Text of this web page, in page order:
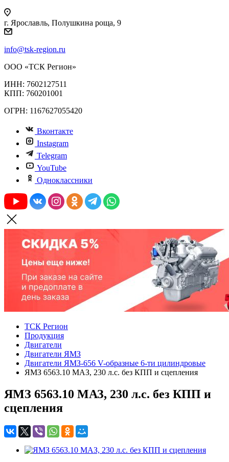
г. Ярославль, Полушкина роща, 9
info@tsk-region.ru
ООО «ТСК Регион»
ИНН: 7602127511
КПП: 760201001
ОГРН: 1167627055420
Вконтакте
Instagram
Telegram
YouTube
Одноклассники
ТСК Регион
Продукция
Двигатели
Двигатели ЯМЗ
Двигатели ЯМЗ-656 V-образные 6-ти цилиндровые
ЯМЗ 6563.10 МАЗ, 230 л.с. без КПП и сцепления
ЯМЗ 6563.10 МАЗ, 230 л.с. без КПП и
сцепления